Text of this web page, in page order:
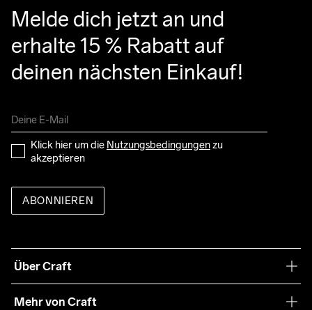
Melde dich jetzt an und
erhalte 15 % Rabatt auf
deinen nächsten Einkauf!
Klick hier um die Nutzungsbedingungen zu
akzeptieren
ABONNIEREN
Über Craft
Mehr von Craft